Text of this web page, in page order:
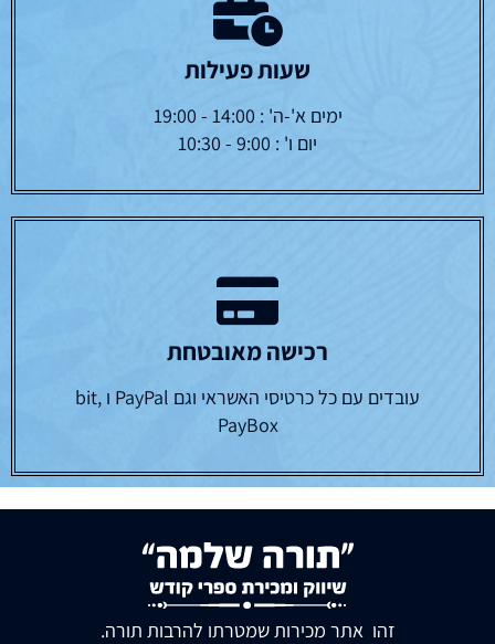
שעות פעילות
ימים א'-ה' : 14:00 - 19:00
יום ו' : 9:00 - 10:30
רכישה מאובטחת
עובדים עם כל כרטיסי האשראי וגם PayPal ו bit,
PayBox
זהו אתר מכירות שמטרתו להרבות תורה.